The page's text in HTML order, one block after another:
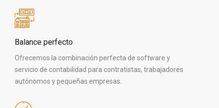
Balance perfecto
Ofrecemos la combinación perfecta de software y
servicio de contabilidad para contratistas, trabajadores
autónomos y pequeñas empresas.